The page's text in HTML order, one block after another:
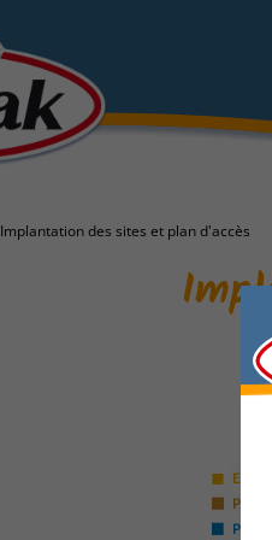
Implantation des sites et plan d'accès